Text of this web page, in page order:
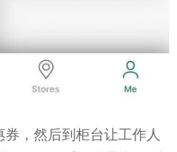
，然后到柜台让工作人